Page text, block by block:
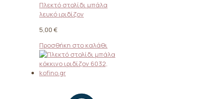
Πλεκτό στολίδι μπάλα
λευκό ιριδίζον
5,00 €
Προσθήκη στο καλάθι